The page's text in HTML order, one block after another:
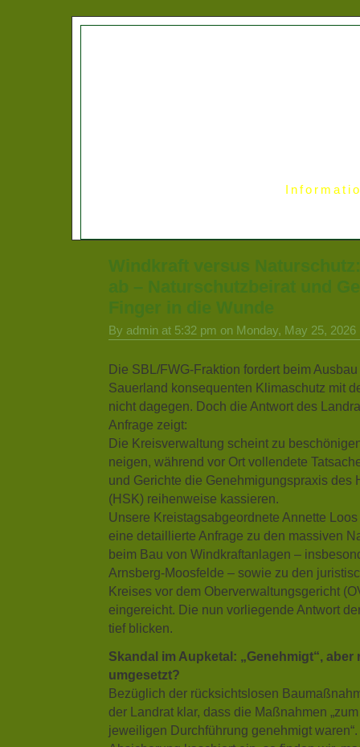
Windkraft versus
ab – Naturschutzbeirat und
Finger in die Wunde
By admin at 5:32 pm on Monday, May 25, 2026
Die SBL/FWG-Fraktion fordert beim
Sauerland konsequenten Klimaschutz mit
nicht dagegen. Doch die Antwort des
Anfrage zeigt:
Die Kreisverwaltung scheint zu
neigen, während vor Ort vollendete
und Gerichte die Genehmigungspraxis des
(HSK) reihenweise kassieren.
Unsere Kreistagsabgeordnete Annette
eine detaillierte Anfrage zu den massiven
beim Bau von Windkraftanlagen –
Arnsberg-Moosfelde – sowie zu den
Kreises vor dem Oberverwaltungsgericht
eingereicht. Die nun vorliegende Antwort
tief blicken.
Skandal im Aupketal: „Genehmigt“,
umgesetzt?
Bezüglich der rücksichtslosen
der Landrat klar, dass die Maßnahmen
jeweiligen Durchführung genehmigt